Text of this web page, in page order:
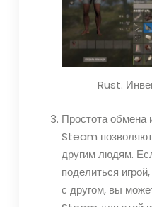
Rust.
Простота обмена
Steam позволяют
другим людям.
поделиться
с другом, вы